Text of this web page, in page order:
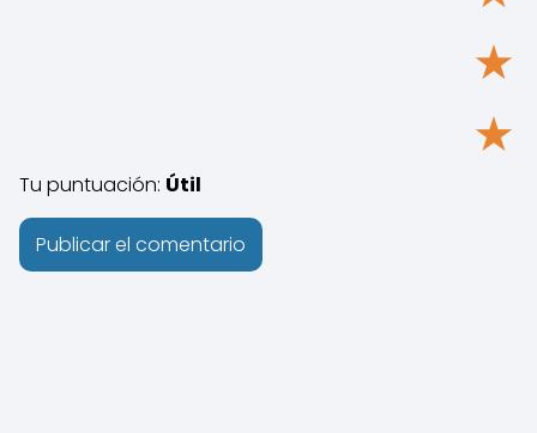
★
★
Tu puntuación: Útil